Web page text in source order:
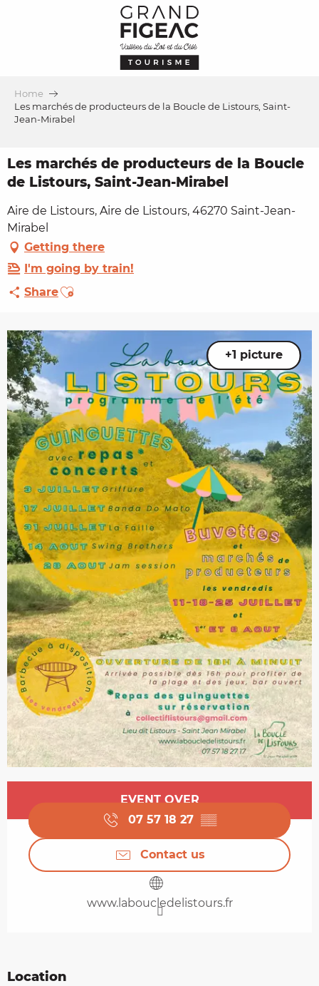
Home
Les marchés de producteurs de la Boucle de Listours, Saint-
Jean-Mirabel
Les marchés de producteurs de la Boucle
de Listours, Saint-Jean-Mirabel
Aire de Listours, Aire de Listours, 46270 Saint-Jean-
Mirabel
Getting there
I'm going by train!
ShareAjouter aux favoris
+1 picture
Opening hours & contact details
EVENT OVER
07 57 18 27 ▒▒
Contact us
www.laboucledelistours.fr
Location